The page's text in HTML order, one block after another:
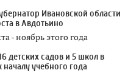
Ивановской области
в Авдотьино
- ноябрь этого года
детских садов и 5 школ в
началу учебного года